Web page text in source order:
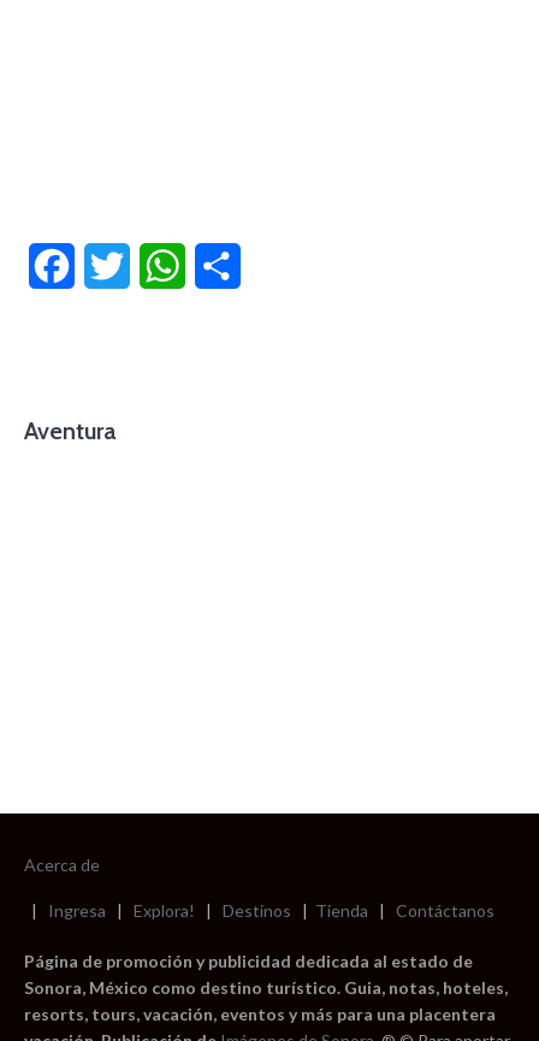
FacebookTwitter WhatsApp
Aventura
Acerca de
| Ingresa | Explora! | Destinos | Tienda | Contáctanos
Página de promoción y publicidad dedicada al estado de
Sonora, México como destino turístico. Guia, notas, hoteles,
resorts, tours, vacación, eventos y más para una placentera